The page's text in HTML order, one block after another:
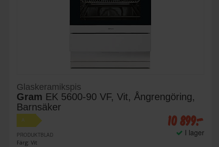
Glaskeramikspis
Gram EK 5600-90 VF, Vit, Ångrengöring,
Barnsäker
A
PRODUKTBLAD
Färg: Vit
10 899:-
I lager